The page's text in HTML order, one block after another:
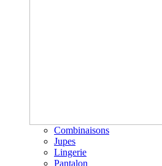
Combinaisons
Jupes
Lingerie
Pantalon